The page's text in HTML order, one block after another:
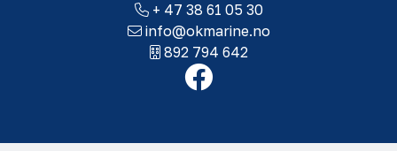
+ 47 38 61 05 30
info@okmarine.no
892 794 642